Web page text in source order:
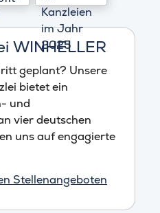
WINHELLER
geplant? Unsere
bietet ein
und
vier deutschen
uns auf engagierte
Stellenangeboten